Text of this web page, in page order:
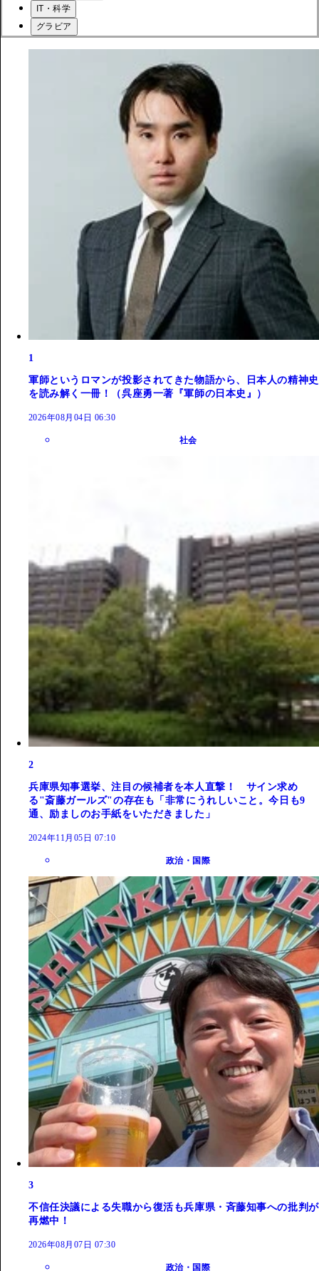
IT・科学
グラビア
1
軍師というロマンが投影されてきた物語から、日本人の精神史
を読み解く一冊！（呉座勇一著『軍師の日本史』）
2026年08月04日 06:30
社会
2
兵庫県知事選挙、注目の候補者を本人直撃！ サイン求め
る"斎藤ガールズ"の存在も「非常にうれしいこと。今日も9
通、励ましのお手紙をいただきました」
2024年11月05日 07:10
政治・国際
3
不信任決議による失職から復活も兵庫県・斉藤知事への批判が
再燃中！
2026年08月07日 07:30
政治・国際